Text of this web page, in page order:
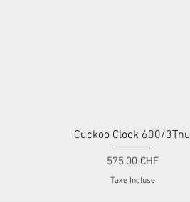
Aperçu rapide
Cuckoo Clock 600/3Tnu
Prix
575.00 CHF
Taxe Incluse